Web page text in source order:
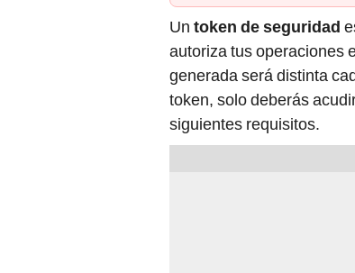
Un token de seguridad
autoriza tus operaciones
generada será distinta
token, solo deberás
siguientes requisitos.